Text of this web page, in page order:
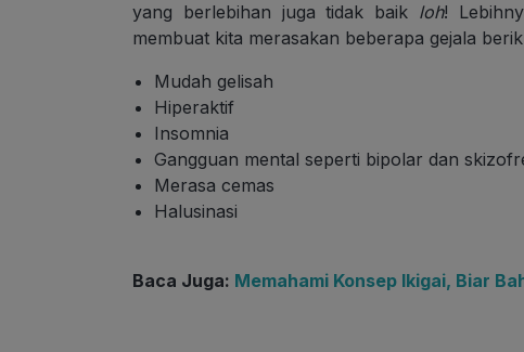
yang berlebihan juga tidak baik loh!
membuat kita merasakan beberapa gejala
Mudah gelisah
Hiperaktif
Insomnia
Gangguan mental seperti bipolar dan
Merasa cemas
Halusinasi
Baca Juga: Memahami Konsep Ikigai, Biar